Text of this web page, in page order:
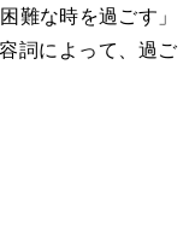
難な時を過ごす」
詞によって、過ご